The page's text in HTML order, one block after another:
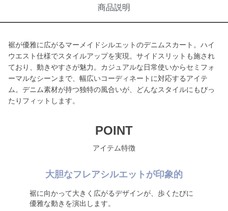
商品説明
裾が優雅に広がるマーメイドシルエットのデニムスカート。ハイ
ウエスト仕様でスタイルアップを実現。サイドスリットも施され
ており、動きやすさが魅力。カジュアルな日常使いからセミフォ
ーマルなシーンまで、幅広いコーディネートに対応するアイテ
ム。デニム素材が持つ独特の風合いが、どんなスタイルにもぴっ
たりフィットします。
POINT
アイテム特徴
大胆なフレアシルエットが印象的
裾に向かって大きく広がるデザインが、歩くたびに
優雅な動きを演出します。